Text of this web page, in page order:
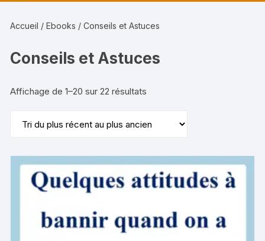
Accueil /Ebooks / Conseils et Astuces
Conseils et Astuces
Affichage de 1–20 sur 22 résultats
plus
ancien